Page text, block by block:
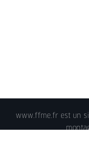
www.ffme.fr est un